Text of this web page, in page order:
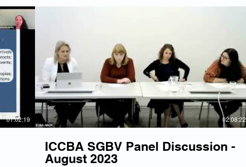
01:02:19
Lire la vidéo
02:08:22
ICCBA SGBV Panel Discussion -
August 2023